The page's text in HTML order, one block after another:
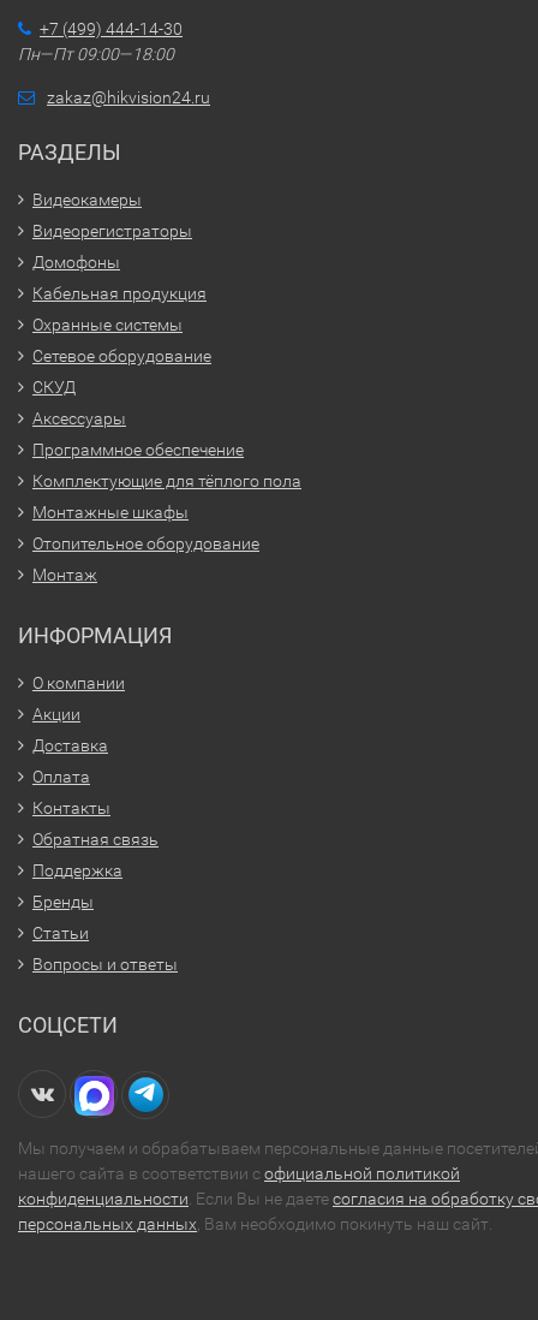
+7 (499) 444-14-30
Пн—Пт 09:00—18:00
zakaz@hikvision24.ru
РАЗДЕЛЫ
Видеокамеры
Видеорегистраторы
Домофоны
Кабельная продукция
Охранные системы
Сетевое оборудование
СКУД
Аксессуары
Программное обеспечение
Комплектующие для тёплого пола
Монтажные шкафы
Отопительное оборудование
Монтаж
ИНФОРМАЦИЯ
О компании
Акции
Доставка
Оплата
Контакты
Обратная связь
Поддержка
Бренды
Статьи
Вопросы и ответы
СОЦСЕТИ
Мы получаем и обрабатываем персональные данные
нашего сайта в соответствии софициальной политикой
конфиденциальности . Если Вы не даетесогласия на обработку
персональных данных , Вам необходимо покинуть наш сайт.